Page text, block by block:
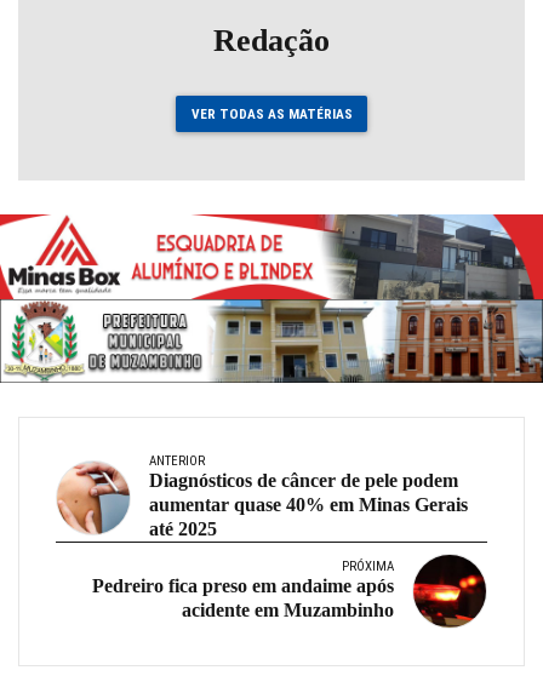
Redação
VER TODAS AS MATÉRIAS
ANTERIOR
Diagnósticos de câncer de pele podem
aumentar quase 40% em Minas Gerais
até 2025
PRÓXIMA
Pedreiro fica preso em andaime após
acidente em Muzambinho